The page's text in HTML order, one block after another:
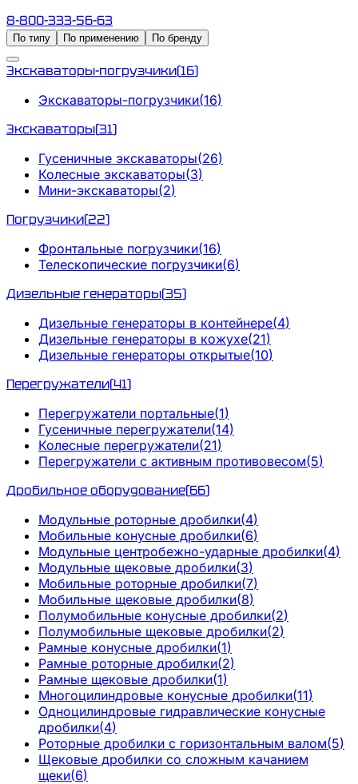
8-800-333-56-63
По типу По применению По бренду
Экскаваторы-погрузчики(16)
Экскаваторы-погрузчики(16)
Экскаваторы(31)
Гусеничные экскаваторы(26)
Колесные экскаваторы(3)
Мини-экскаваторы(2)
Погрузчики(22)
Фронтальные погрузчики(16)
Телескопические погрузчики(6)
Дизельные генераторы(35)
Дизельные генераторы в контейнере(4)
Дизельные генераторы в кожухе(21)
Дизельные генераторы открытые(10)
Перегружатели(41)
Перегружатели портальные(1)
Гусеничные перегружатели(14)
Колесные перегружатели(21)
Перегружатели с активным противовесом(5)
Дробильное оборудование(66)
Модульные роторные дробилки(4)
Мобильные конусные дробилки(6)
Модульные центробежно-ударные дробилки(4)
Модульные щековые дробилки(3)
Мобильные роторные дробилки(7)
Мобильные щековые дробилки(8)
Полумобильные конусные дробилки(2)
Полумобильные щековые дробилки(2)
Рамные конусные дробилки(1)
Рамные роторные дробилки(2)
Рамные щековые дробилки(1)
Многоцилиндровые конусные дробилки(11)
Одноцилиндровые гидравлические конусные
дробилки(4)
Роторные дробилки с горизонтальным валом(5)
Щековые дробилки со сложным качанием
щеки(6)